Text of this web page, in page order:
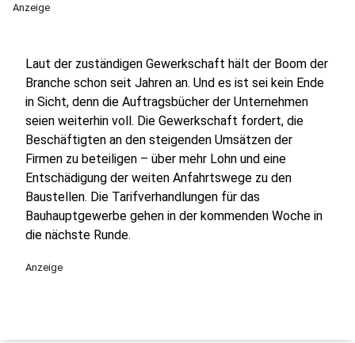
Anzeige
Laut der zuständigen Gewerkschaft hält der Boom der
Branche schon seit Jahren an. Und es ist sei kein Ende
in Sicht, denn die Auftragsbücher der Unternehmen
seien weiterhin voll. Die Gewerkschaft fordert, die
Beschäftigten an den steigenden Umsätzen der
Firmen zu beteiligen – über mehr Lohn und eine
Entschädigung der weiten Anfahrtswege zu den
Baustellen. Die Tarifverhandlungen für das
Bauhauptgewerbe gehen in der kommenden Woche in
die nächste Runde.
Anzeige